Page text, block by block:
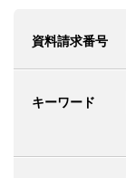
資料請求番号
キーワード